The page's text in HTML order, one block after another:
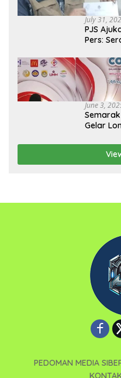
July 31,
PJS
Pers:
June 3,
Semarak
Gelar
Pancasila
PEDOMAN MEDIA